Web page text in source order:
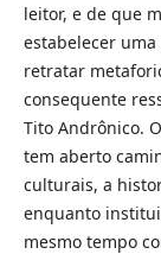
leitor, e de que
estabelecer
retratar
consequente
Tito Andrônico.
tem aberto
culturais, a
enquanto
mesmo tempo